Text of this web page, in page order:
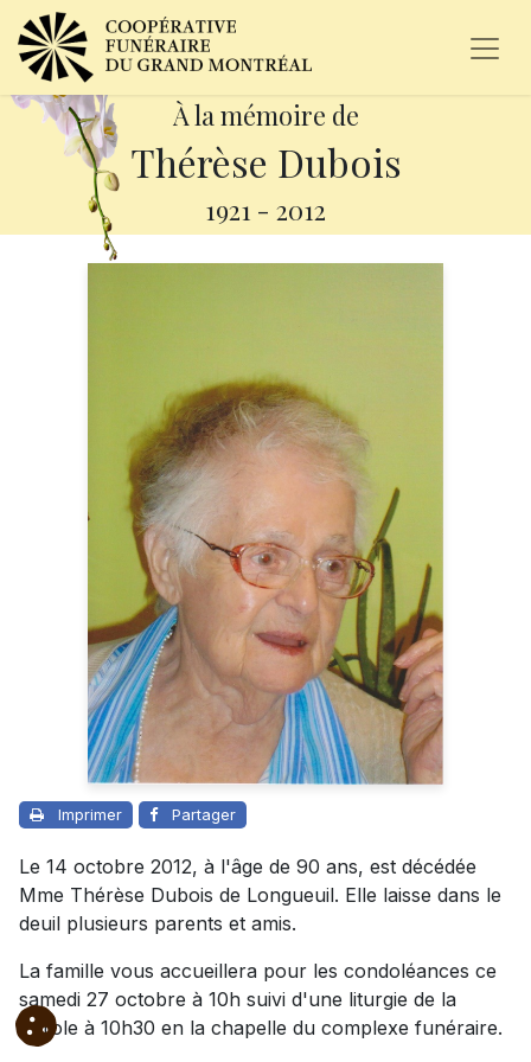
À la mémoire de
Thérèse Dubois
1921 - 2012
Imprimer Partager
Le 14 octobre 2012, à l'âge de 90 ans, est décédée
Mme Thérèse Dubois de Longueuil. Elle laisse dans le
deuil plusieurs parents et amis.
La famille vous accueillera pour les condoléances ce
samedi 27 octobre à 10h suivi d'une liturgie de la
Parole à 10h30 en la chapelle du complexe funéraire.